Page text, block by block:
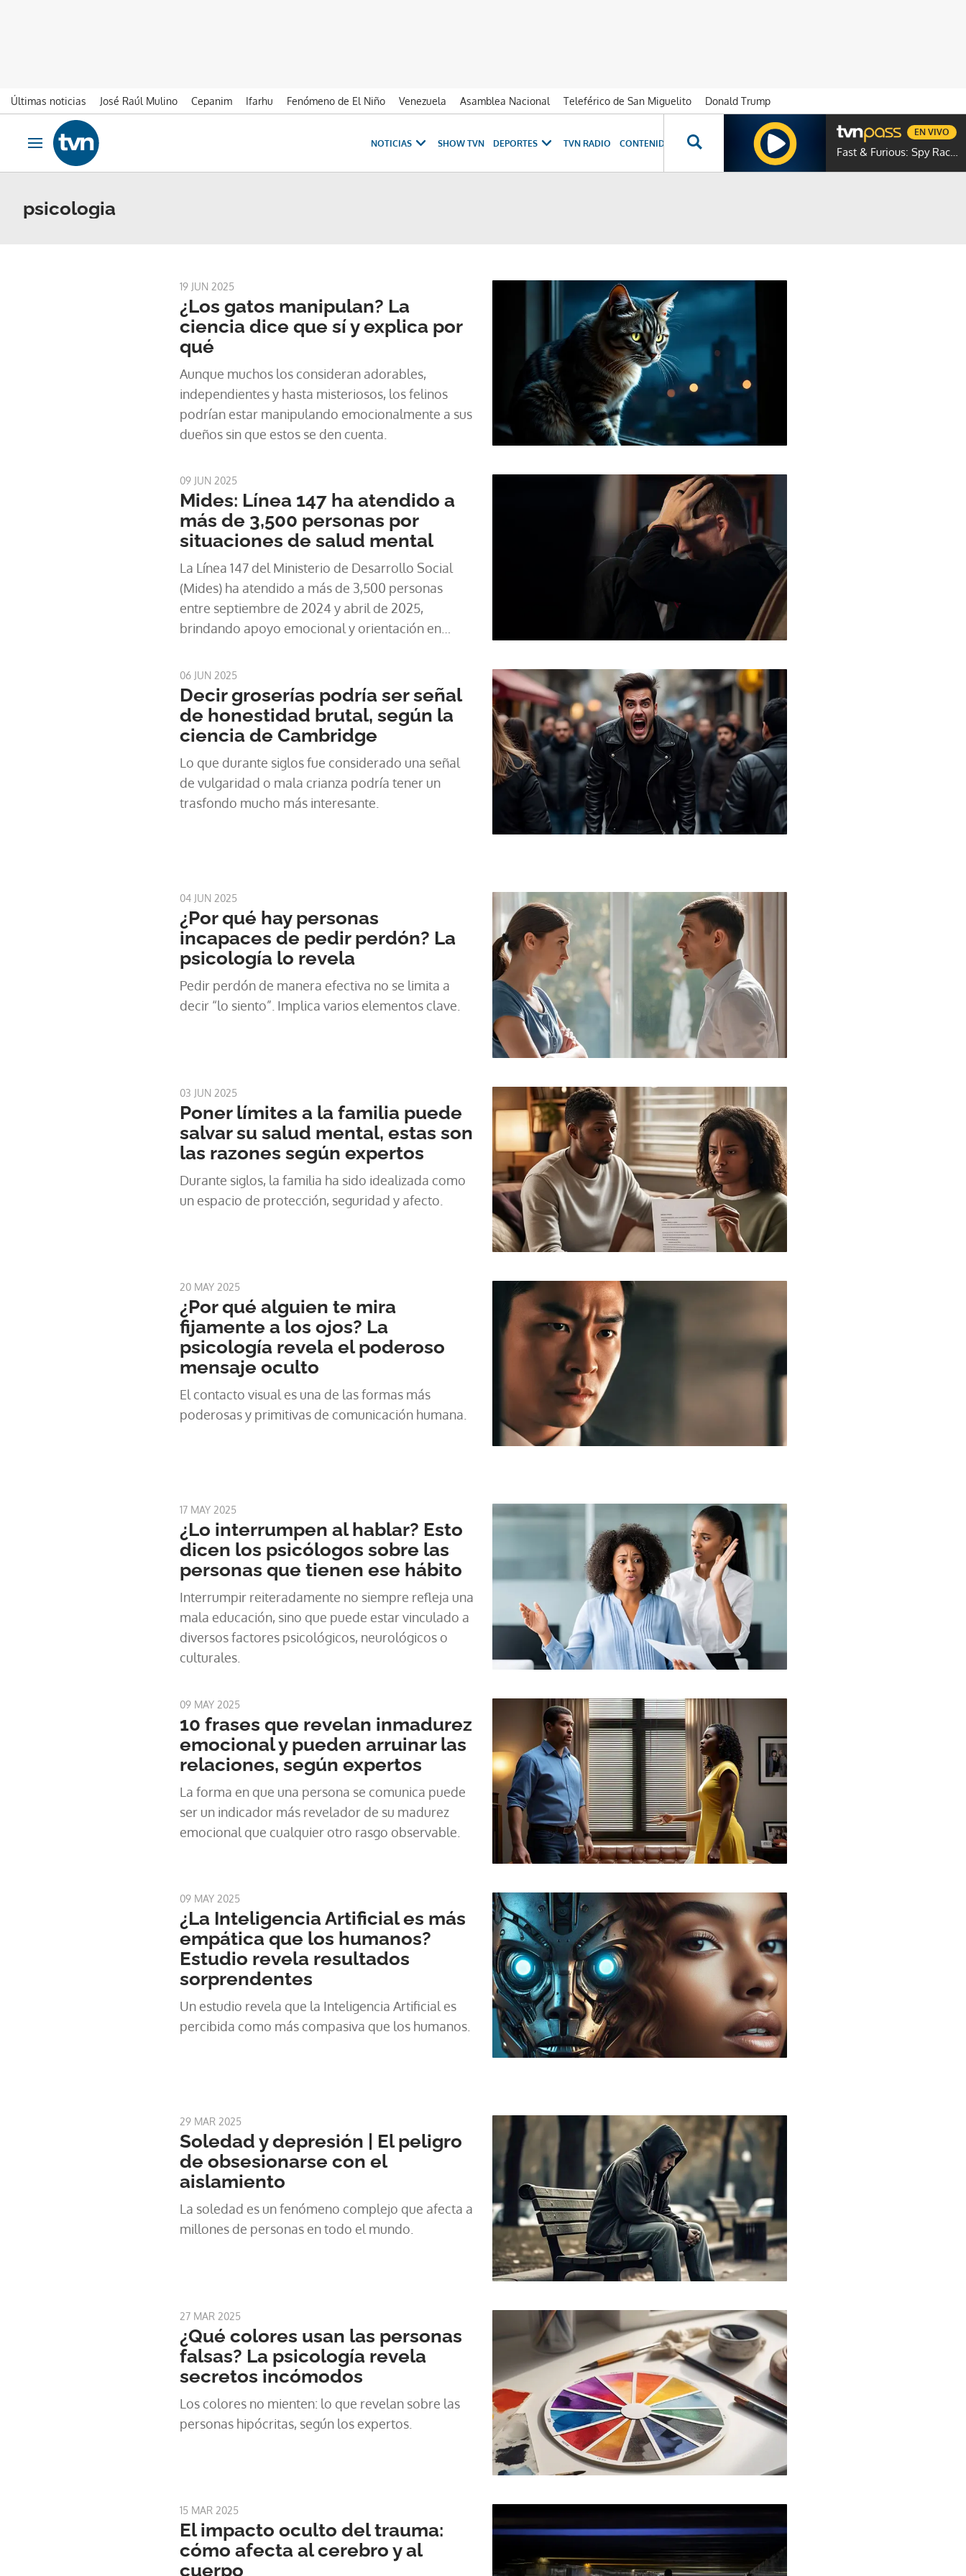
Últimas noticias José Raúl Mulino Cepanim Ifarhu Fenómeno de El Niño Venezuela Asamblea Nacional Teleférico de San Miguelito
Donald Trump
Ir al contenido
Obrir navegació
NOTICIAS SHOW TVN DEPORTES TVN RADIO CONTENIDOS ESPECIALES NOVELAS GENTE TVN
Fast & Furious: Spy Racers
EN VIVO
psicologia
19 JUN 2025
¿Los gatos manipulan? La
ciencia dice que sí y explica por
qué
Aunque muchos los consideran adorables,
independientes y hasta misteriosos, los felinos
podrían estar manipulando emocionalmente a sus
dueños sin que estos se den cuenta.
09 JUN 2025
Mides: Línea 147 ha atendido a
más de 3,500 personas por
situaciones de salud mental
La Línea 147 del Ministerio de Desarrollo Social
(Mides) ha atendido a más de 3,500 personas
entre septiembre de 2024 y abril de 2025,
brindando apoyo emocional y orientación en
disponible las 24 horas.
06 JUN 2025
Decir groserías podría ser señal
de honestidad brutal, según la
ciencia de Cambridge
Lo que durante siglos fue considerado una señal
de vulgaridad o mala crianza podría tener un
trasfondo mucho más interesante.
04 JUN 2025
¿Por qué hay personas
incapaces de pedir perdón? La
psicología lo revela
Pedir perdón de manera efectiva no se limita a
decir “lo siento”. Implica varios elementos clave.
03 JUN 2025
Poner límites a la familia puede
salvar su salud mental, estas son
las razones según expertos
Durante siglos, la familia ha sido idealizada como
un espacio de protección, seguridad y afecto.
20 MAY 2025
¿Por qué alguien te mira
fijamente a los ojos? La
psicología revela el poderoso
mensaje oculto
El contacto visual es una de las formas más
poderosas y primitivas de comunicación humana.
17 MAY 2025
¿Lo interrumpen al hablar? Esto
dicen los psicólogos sobre las
personas que tienen ese hábito
Interrumpir reiteradamente no siempre refleja una
mala educación, sino que puede estar vinculado a
diversos factores psicológicos, neurológicos o
culturales.
09 MAY 2025
10 frases que revelan inmadurez
emocional y pueden arruinar las
relaciones, según expertos
La forma en que una persona se comunica puede
ser un indicador más revelador de su madurez
emocional que cualquier otro rasgo observable.
09 MAY 2025
¿La Inteligencia Artificial es más
empática que los humanos?
Estudio revela resultados
sorprendentes
Un estudio revela que la Inteligencia Artificial es
percibida como más compasiva que los humanos.
29 MAR 2025
Soledad y depresión | El peligro
de obsesionarse con el
aislamiento
La soledad es un fenómeno complejo que afecta a
millones de personas en todo el mundo.
27 MAR 2025
¿Qué colores usan las personas
falsas? La psicología revela
secretos incómodos
Los colores no mienten: lo que revelan sobre las
personas hipócritas, según los expertos.
15 MAR 2025
El impacto oculto del trauma:
cómo afecta al cerebro y al
cuerpo